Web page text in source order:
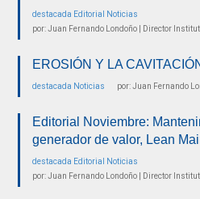
destacada Editorial
Noticias
por: Juan Fernando Londoño | Director
EROSIÓN Y LA
destacada Noticias por: Juan Fernando
Editorial Noviembre:
generador de valor, Lean
destacada Editorial
Noticias
por: Juan Fernando Londoño | Director